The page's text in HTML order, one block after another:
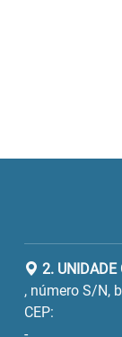
2. UNIDADE
, número S/N,
CEP: